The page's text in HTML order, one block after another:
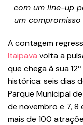
com um line-up
um
A contagem
Itaipava volta a
que chega à sua
histórica: seis dias
Parque Municipal de
de novembro e 7, 8
mais de 100